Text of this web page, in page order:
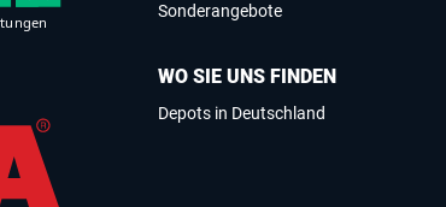
Sonderangebote
WO SIE UNS FINDEN
Depots in Deutschland